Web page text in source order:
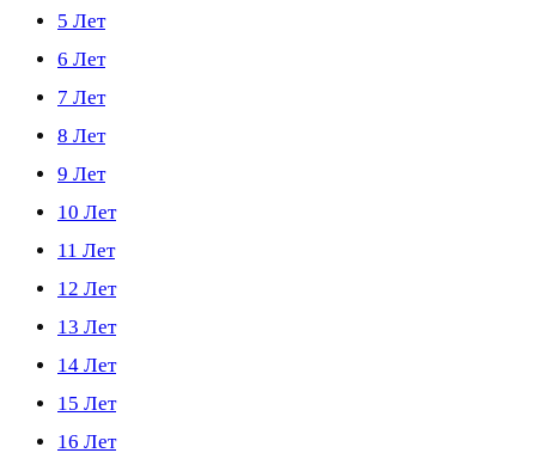
5 Лет
6 Лет
7 Лет
8 Лет
9 Лет
10 Лет
11 Лет
12 Лет
13 Лет
14 Лет
15 Лет
16 Лет